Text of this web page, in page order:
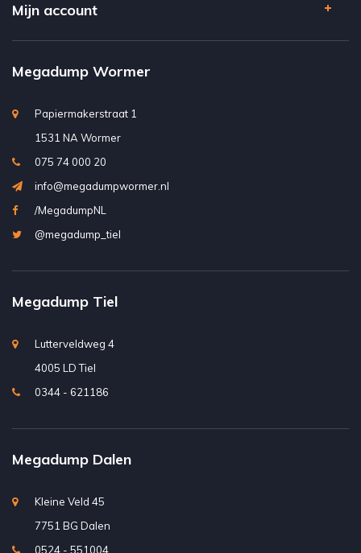
Mijn account
Megadump Wormer
Papiermakerstraat 1
1531 NA Wormer
075 74 000 20
info@megadumpwormer.nl
/MegadumpNL
@megadump_tiel
Megadump Tiel
Lutterveldweg 4
4005 LD Tiel
0344 - 621186
Megadump Dalen
Kleine Veld 45
7751 BG Dalen
0524 - 551004